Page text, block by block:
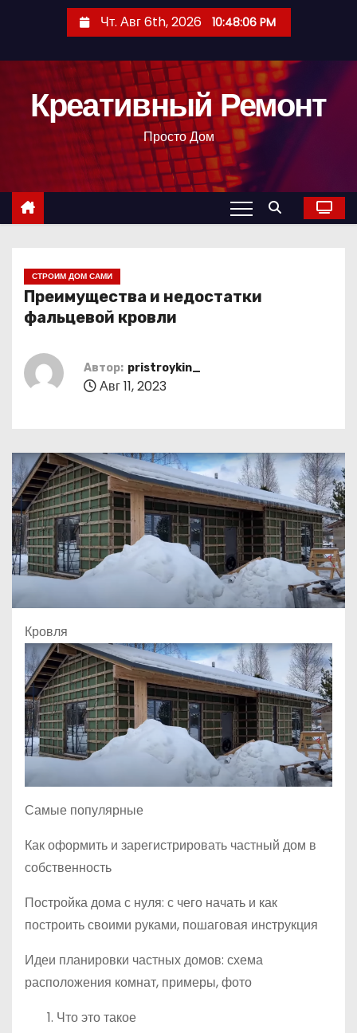
с
Чт. Авг 6th, 2026 10:48:07 PM
Креативный Ремонт
Просто Дом
СТРОИМ ДОМ САМИ
Преимущества и недостатки
фальцевой кровли
Автор: pristroykin_
Авг 11, 2023
Кровля
Самые популярные
Как оформить и зарегистрировать частный дом в
собственность
Постройка дома с нуля: с чего начать и как
построить своими руками, пошаговая инструкция
Идеи планировки частных домов: схема
расположения комнат, примеры, фото
Что это такое